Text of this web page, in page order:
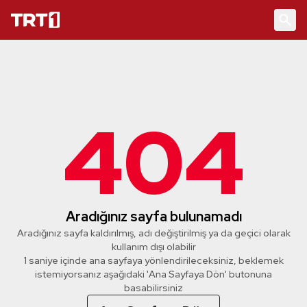
404
Aradığınız sayfa bulunamadı
Aradığınız sayfa kaldırılmış, adı değiştirilmiş ya da geçici olarak
kullanım dışı olabilir
1 saniye içinde ana sayfaya yönlendirileceksiniz, beklemek
istemiyorsanız aşağıdaki 'Ana Sayfaya Dön' butonuna
basabilirsiniz